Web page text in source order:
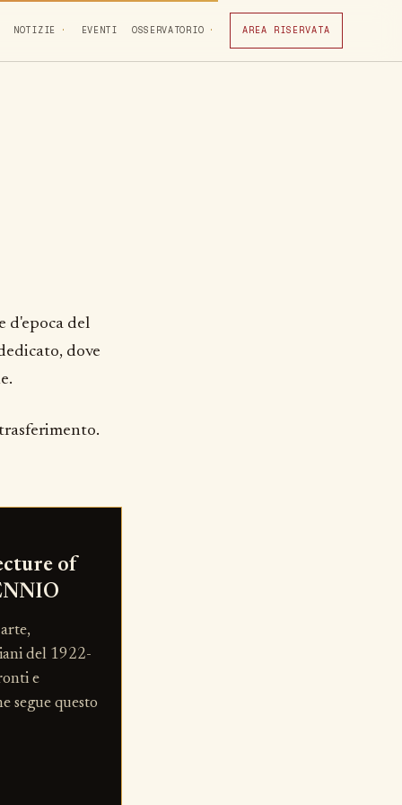
NOTIZIE EVENTI OSSERVATORIO AREA RISERVATA
d'epoca del
dove
of
del 1922-
e
segue questo